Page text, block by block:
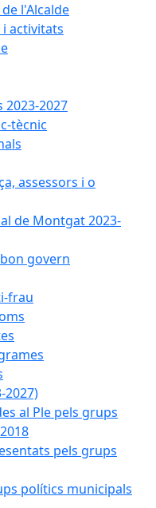
l'Alcalde
i activitats
2023-2027
tècnic
assessors i o
de Montgat 2023-
govern
frau
2027)
al Ple pels grups
pels grups
polítics municipals